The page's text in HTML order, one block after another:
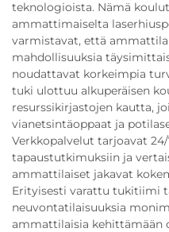
teknologioista. Nämä
ammattimaiselta
varmistavat, että
mahdollisuuksia
noudattavat korkeimpia
tuki ulottuu alkuperäisen
resurssikirjastojen kautta,
vianetsintäoppaat ja
Verkkopalvelut tarjoavat
tapaustutkimuksiin ja
ammattilaiset jakavat
Erityisesti varattu tukitiimi
neuvontatilaisuuksia
ammattilaisia kehittämään